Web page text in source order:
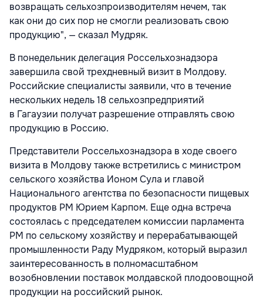
возвращать сельхозпроизводителям нечем, так
как они до сих пор не смогли реализовать свою
продукцию", — сказал Мудряк.
В понедельник делегация Россельхознадзора
завершила свой трехдневный визит в Молдову.
Российские специалисты заявили, что в течение
нескольких недель 18 сельхозпредприятий
в Гагаузии получат разрешение отправлять свою
продукцию в Россию.
Представители Россельхознадзора в ходе своего
визита в Молдову также встретились с министром
сельского хозяйства Ионом Сула и главой
Национального агентства по безопасности пищевых
продуктов РМ Юрием Карпом. Еще одна встреча
состоялась с председателем комиссии парламента
РМ по сельскому хозяйству и перерабатывающей
промышленности Раду Мудряком, который выразил
заинтересованность в полномасштабном
возобновлении поставок молдавской плодоовощной
продукции на российский рынок.